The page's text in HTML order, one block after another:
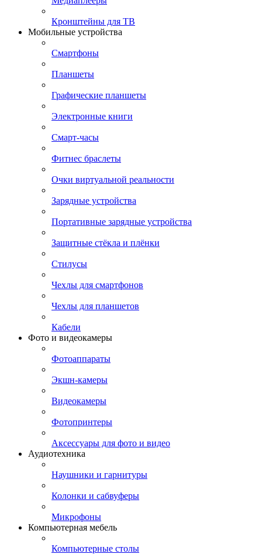
Кронштейны для ТВ
Мобильные устройства
Смартфоны
Планшеты
Графические планшеты
Электронные книги
Смарт-часы
Фитнес браслеты
Очки виртуальной реальности
Зарядные устройства
Портативные зарядные устройства
Защитные стёкла и плёнки
Стилусы
Чехлы для смартфонов
Чехлы для планшетов
Кабели
Фото и видеокамеры
Фотоаппараты
Экшн-камеры
Видеокамеры
Фотопринтеры
Аксессуары для фото и видео
Аудиотехника
Наушники и гарнитуры
Колонки и сабвуферы
Микрофоны
Компьютерная мебель
Компьютерные столы